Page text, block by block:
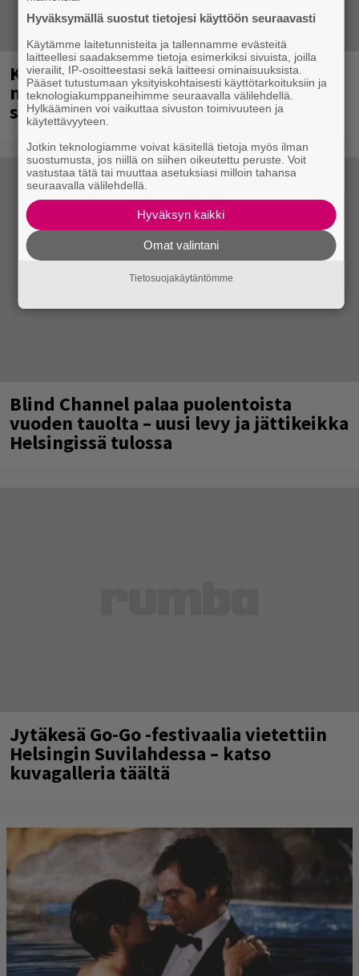
Kent mainittu, ja syystä: kovassa
nosteessa olevan ruotsalaisyhtye
saapuu Suomeen
Blind Channel palaa puolentoista
vuoden tauolta – uusi levy ja jättikeikka
Helsingissä tulossa
Jytäkesä Go-Go -festivaalia vietettiin
Helsingin Suvilahdessa – katso
kuvagalleria täältä
Hyväksymällä suostut tietojesi käyttöön seuraavasti
Käytämme laitetunnisteita ja tallennamme evästeitä
laitteellesi saadaksemme tietoja esimerkiksi sivuista, joilla
vierailit, IP-osoitteestasi sekä laitteesi ominaisuuksista.
Pääset tutustumaan yksityiskohtaisesti käyttötarkoituksiin ja
teknologiakumppaneihimme seuraavalla välilehdellä.
Hylkääminen voi vaikuttaa sivuston toimivuuteen ja
käytettävyyteen.
Jotkin teknologiamme voivat käsitellä tietoja myös ilman
suostumusta, jos niillä on siihen oikeutettu peruste. Voit
vastustaa tätä tai muuttaa asetuksiasi milloin tahansa
seuraavalla välilehdellä.
Hyväksyn kaikki
Omat valintani
Tietosuojakäytäntömme